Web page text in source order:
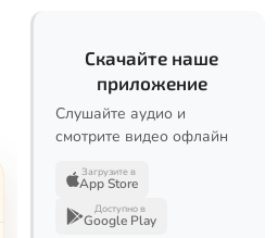
Скачайте наше
приложение
Слушайте аудио и
смотрите видео офлайн
Загрузите в
App Store
Доступно в
Google Play